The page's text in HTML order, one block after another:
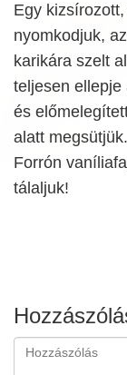
Egy
nyomkodjuk,
karikára szelt
teljesen ellepje
és
alatt megsütjük.
Forrón
tálaljuk!